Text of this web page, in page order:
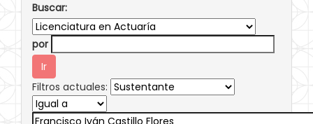
Buscar:
por
Filtros actuales: